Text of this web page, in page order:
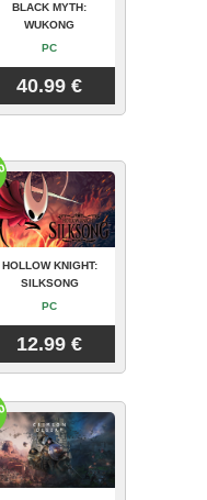
BLACK MYTH:
WUKONG
PC
40.99 €
HOLLOW KNIGHT:
SILKSONG
PC
12.99 €